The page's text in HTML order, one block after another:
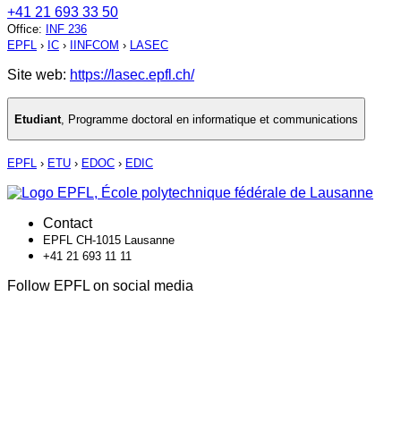
+41 21 693 33 50
Office:
INF 236
EPFL › IC › IINFCOM › LASEC
Site web: https://lasec.epfl.ch/
Etudiant Programme doctoral en informatique et communications
EPFL › ETU › EDOC › EDIC
Contact
EPFL CH-1015 Lausanne
+41 21 693 11 11
Follow EPFL on social media